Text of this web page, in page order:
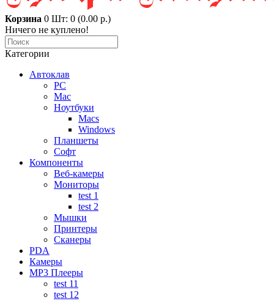
Корзина 0 Шт: 0 (0.00 р.)
Ничего не куплено!
Категории
Автоклав
PC
Mac
Ноутбуки
Macs
Windows
Планшеты
Софт
Компоненты
Веб-камеры
Мониторы
test 1
test 2
Мышки
Принтеры
Сканеры
PDA
Камеры
MP3 Плееры
test 11
test 12